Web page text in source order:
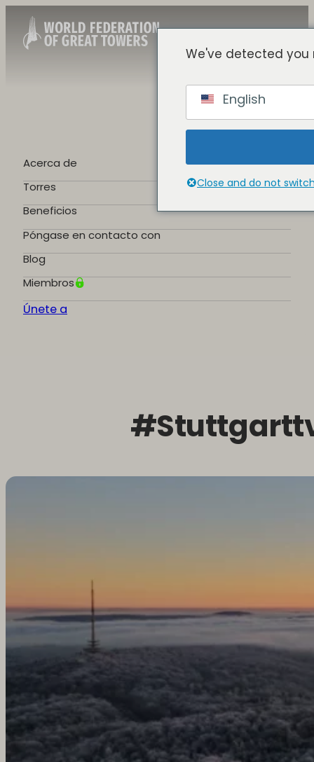
English
Portuguese
Acerca de
Torres
Beneficios
Póngase en contacto con
Blog
Miembros
Únete a
We've detected
English
Close and do not